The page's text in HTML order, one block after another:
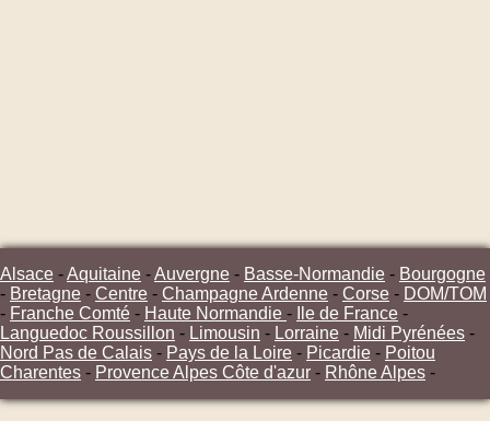
Alsace -Aquitaine -Auvergne - Basse-Normandie - Bourgogne
- Bretagne - Centre - Champagne Ardenne - Corse - DOM/TOM
- Franche Comté - Haute Normandie - Ile de France -
Languedoc Roussillon - Limousin - Lorraine - Midi Pyrénées -
Nord Pas de Calais - Pays de la Loire - Picardie - Poitou
Charentes - Provence Alpes Côte d'azur - Rhône Alpes -